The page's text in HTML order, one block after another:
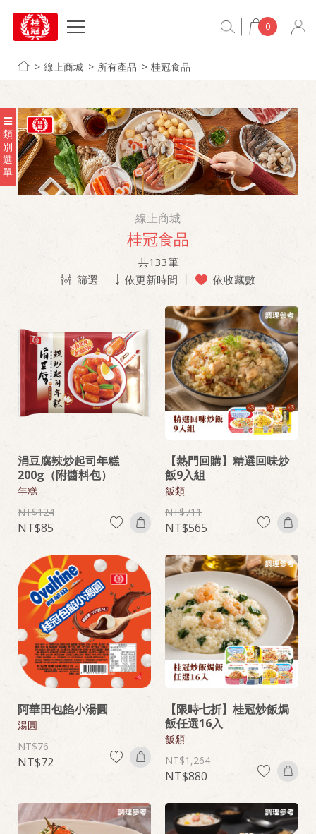
0
線上商城 所有產品 桂冠食品
類
別
選
單
線上商城
桂冠食品
共133筆
篩選
依更新時間 依收藏數
涓豆腐辣炒起司年糕
200g（附醬料包）
年糕
124
85
【熱門回購】精選回味炒
飯9入組
飯類
711
565
阿華田包餡小湯圓
湯圓
76
72
【限時七折】桂冠炒飯焗
飯任選16入
飯類
1,264
880